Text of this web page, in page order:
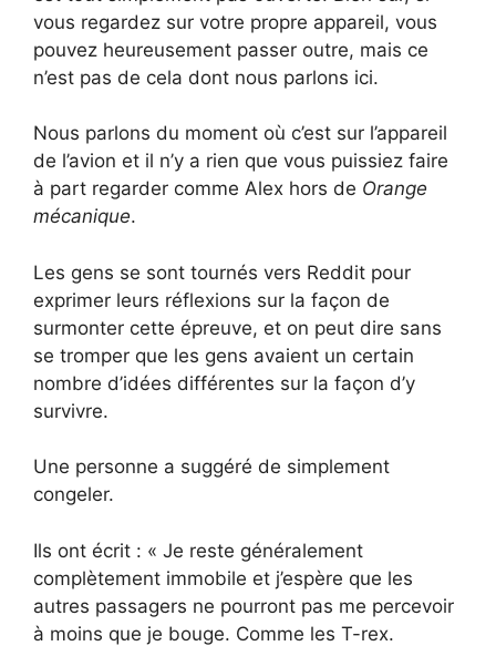
vous regardez sur votre propre appareil, vous
pouvez heureusement passer outre, mais ce
n’est pas de cela dont nous parlons ici.
Nous parlons du moment où c’est sur l’appareil
de l’avion et il n’y a rien que vous puissiez faire
à part regarder comme Alex hors de Orange
mécanique.
Les gens se sont tournés vers Reddit pour
exprimer leurs réflexions sur la façon de
surmonter cette épreuve, et on peut dire sans
se tromper que les gens avaient un certain
nombre d’idées différentes sur la façon d’y
survivre.
Une personne a suggéré de simplement
congeler.
Ils ont écrit : « Je reste généralement
complètement immobile et j’espère que les
autres passagers ne pourront pas me percevoir
à moins que je bouge. Comme les T-rex.